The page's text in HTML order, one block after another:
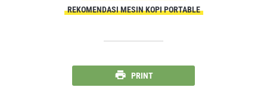
REKOMENDASI MESIN KOPI PORTABLE
PRINT